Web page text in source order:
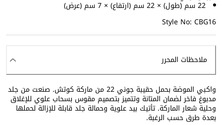
22 سم (طول) × 22 سم (ارتفاع) × 7 سم (عرض)
Style No: CBG16
ملاحظات المحرر
واكبي الموضة بحمل حقيبة جوني 22 من ماركة كوتش. صنعت من جلد
مدبوغ فاخر لضمان المتانة وتتميز بتصميم مقوس بسحاب علوي للإغلاق
وحلية شعار الماركة. تأتيك بيد علوية وحمالة جلد قابلة للإزالة لحملها
بعدة طرق حسب الرغبة.